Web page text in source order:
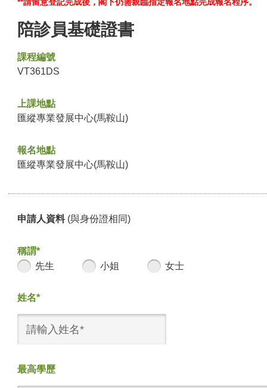
陪診員基礎證書
課程編號
VT361DS
上課地點
匯縱專業發展中心(馬鞍山)
報名地點
匯縱專業發展中心(馬鞍山)
申請人資料 (與身份證相同)
稱謂*
先生
小姐 女士
姓名*
最高學歷